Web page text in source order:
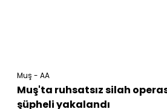
Muş - AA
Muş'ta ruhsatsız silah
şüpheli yakalandı